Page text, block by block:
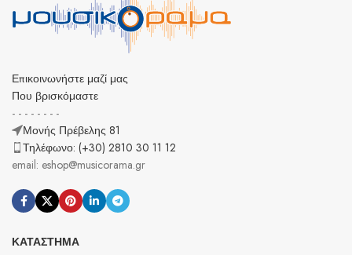
Επικοινωνήστε μαζί μας
Που βρισκόμαστε
- - - - - - - -
Μονής Πρέβελης 81
Τηλέφωνο: (+30) 2810 30 11 12
email: eshop@musicorama.gr
ΚΑΤΆΣΤΗΜΑ